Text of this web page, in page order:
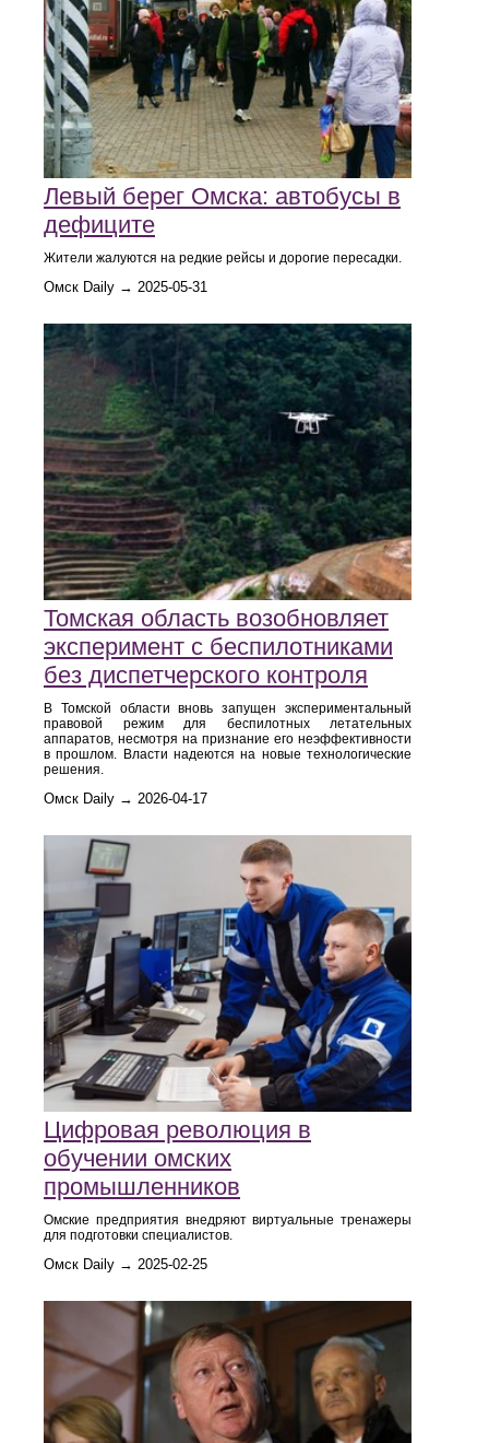
Левый берег Омска: автобусы в
дефиците
Жители жалуются на редкие рейсы и дорогие пересадки.
Омск Daily → 2025-05-31
Томская область возобновляет
эксперимент с беспилотниками
без диспетчерского контроля
В Томской области вновь запущен экспериментальный
правовой режим для беспилотных летательных
аппаратов, несмотря на признание его неэффективности
в прошлом. Власти надеются на новые технологические
решения.
Омск Daily → 2026-04-17
Цифровая революция в
обучении омских
промышленников
Омские предприятия внедряют виртуальные тренажеры
для подготовки специалистов.
Омск Daily → 2025-02-25